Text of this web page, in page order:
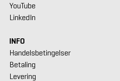
YouTube
LinkedIn
INFO
Handelsbetingelser
Betaling
Levering